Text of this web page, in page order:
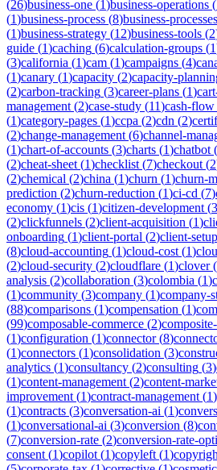
(26)business-one (1)business-operations (
(1)business-process (8)business-processes
(1)business-strategy (12)business-tools (2
guide (1)caching (6)calculation-groups (1
(3)california (1)cam (1)campaigns (4)
(1)canary (1)capacity (2)capacity-
(2)carbon-tracking (3)career-plans (1)
management (2)case-study (11)cash-flow
(1)category-pages (1)ccpa (2)cdn (2)
(2)change-management (6)channel-
(1)chart-of-accounts (3)charts (1)chatbot (
(2)cheat-sheet (1)checklist (7)checkout (2
(2)chemical (2)china (1)churn (1)churn-
prediction (2)churn-reduction (1)ci-cd (7)
economy (1)cis (1)citizen-development (3
(2)clickfunnels (2)client-acquisition (1)
onboarding (1)client-portal (2)client-setup
(8)cloud-accounting (1)cloud-cost (1)
(2)cloud-security (2)cloudflare (1)clover(
analysis (2)collaboration (3)colombia (1)
(1)community (3)company (1)company-
(88)comparisons (1)compensation (1)
(99)composable-commerce (2)
(1)configuration (1)connector(8)
(1)connectors (1)consolidation (3)
analytics (1)consultancy (2)consulting (3)
(1)content-management (2)content-
improvement (1)contract-management (1)
(1)contracts (3)conversation-ai (1)
(1)conversational-ai (3)conversion (8)
(7)conversion-rate (2)conversion-rate-
consent (1)copilot (1)copyleft (1)